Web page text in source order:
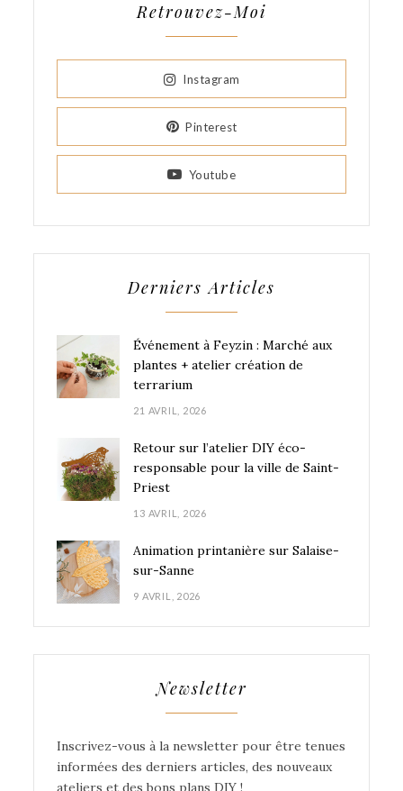
Retrouvez-Moi
Instagram
Pinterest
Youtube
Derniers Articles
Événement à Feyzin : Marché aux
plantes + atelier création de
terrarium
21 AVRIL, 2026
Retour sur l’atelier DIY éco-
responsable pour la ville de Saint-
Priest
13 AVRIL, 2026
Animation printanière sur Salaise-
sur-Sanne
9 AVRIL, 2026
Newsletter